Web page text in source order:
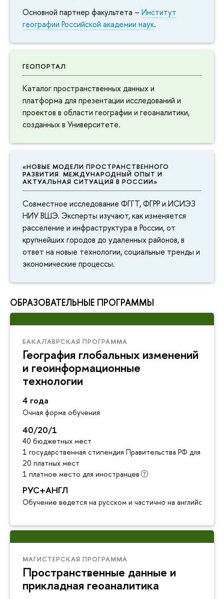
Основной партнер факультета – Институт
географии Российской академии наук.
ГЕОПОРТАЛ
Каталог пространственных данных и
платформа для презентации исследований и
проектов в области географии и геоаналитики,
созданных в Университете.
«НОВЫЕ МОДЕЛИ ПРОСТРАНСТВЕННОГО
РАЗВИТИЯ. МЕЖДУНАРОДНЫЙ ОПЫТ И
АКТУАЛЬНАЯ СИТУАЦИЯ В РОССИИ»
Совместное исследование ФГГТ, ФГРР и ИСИЭЗ
НИУ ВШЭ. Эксперты изучают, как изменяется
расселение и инфраструктура в России, от
крупнейших городов до удаленных районов, в
ответ на новые технологии, социальные тренды и
экономические процессы.
ОБРАЗОВАТЕЛЬНЫЕ ПРОГРАММЫ
БАКАЛАВРСКАЯ ПРОГРАММА
География глобальных изменений
и геоинформационные
технологии
4 года
Очная форма обучения
40/20/1
40 бюджетных мест
1 государственная стипендия Правительства РФ для
20 платных мест
1 платное место для иностранцев
РУС+АНГЛ
Обучение ведется на русском и частично на английском
МАГИСТЕРСКАЯ ПРОГРАММА
Пространственные данные и
прикладная геоаналитика